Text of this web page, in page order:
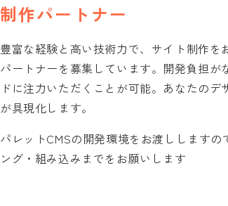
制作パートナー
豊富な経験と高い技術力で、サイト制作を
パートナーを募集しています。開発負担が
ドに注力いただくことが可能。あなたのデ
が具現化します。
パレットCMSの開発環境をお渡ししますの
ング・組み込みまでをお願いします